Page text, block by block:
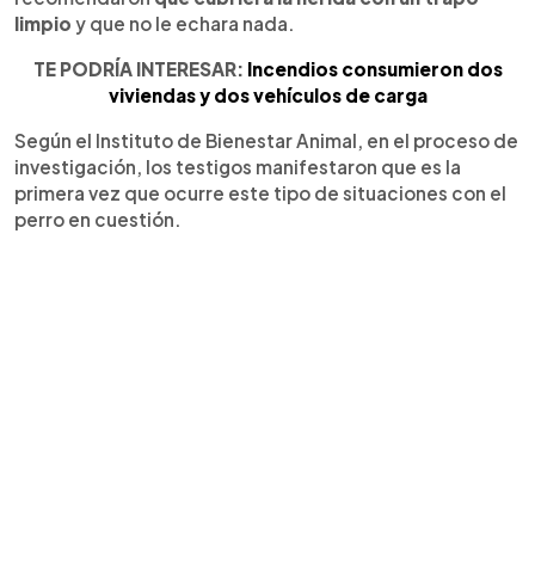
limpio y que no le echara nada.
TE PODRÍA INTERESAR: Incendios consumieron dos
viviendas y dos vehículos de carga
Según el Instituto de Bienestar Animal, en el proceso de
investigación, los testigos manifestaron que es la
primera vez que ocurre este tipo de situaciones con el
perro en cuestión.